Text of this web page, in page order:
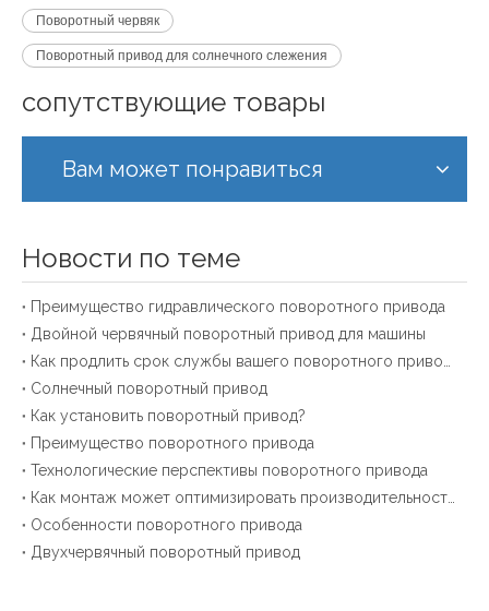
Поворотный червяк
Поворотный привод для солнечного слежения
сопутствующие товары
Вам может понравиться
Новости по теме
Преимущество гидравлического поворотного привода
Двойной червячный поворотный привод для машины
Солнечный поворотный привод
Как установить поворотный привод?
Преимущество поворотного привода
Технологические перспективы поворотного привода
Особенности поворотного привода
Двухчервячный поворотный привод